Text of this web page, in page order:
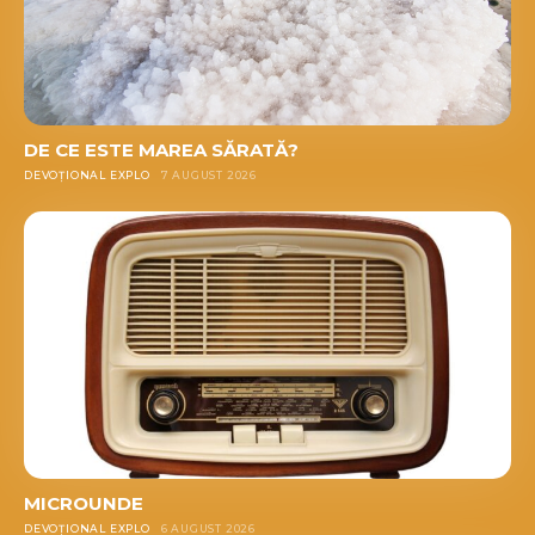
DE CE ESTE MAREA SĂRATĂ?
DEVOȚIONAL EXPLO 7 AUGUST 2026
MICROUNDE
DEVOȚIONAL EXPLO 6 AUGUST 2026